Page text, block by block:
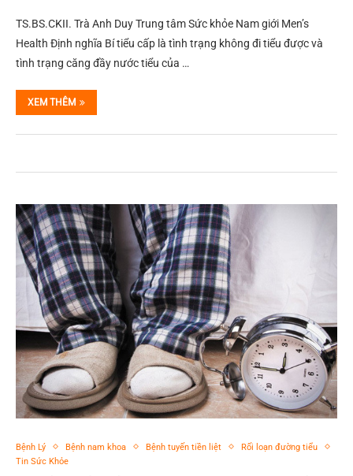
TS.BS.CKII. Trà Anh Duy Trung tâm Sức khỏe Nam giới Men’s
Health Định nghĩa Bí tiểu cấp là tình trạng không đi tiểu được và
tình trạng căng đầy nước tiểu của …
XEM THÊM
Bệnh Lý Bệnh nam khoa Bệnh tuyến tiền liệt
Rối loạn đường tiểu
Tin Sức Khỏe